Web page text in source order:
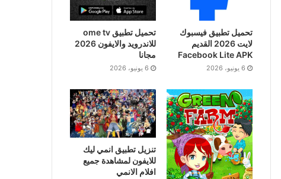
تحميل تطبيق فيسبوك
لايت 2026 القديم
Facebook Lite APK
6 يونيو، 2026
تحميل تطبيق ome tv
للاندرويد والايفون 2026
مجانا
6 يونيو، 2026
تنزيل تطبيق انمي ليك
للايفون لمشاهدة جميع
افلام الانمي